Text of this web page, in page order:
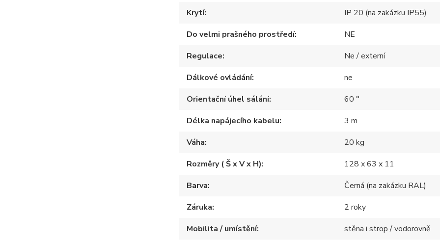
Krytí
IP 20 (na zakázku IP55)
Do velmi prašného prostředí
NE
Regulace
Ne / externí
Dálkové ovládání
ne
Orientační úhel sálání
60 °
Délka napájecího kabelu
3 m
Váha
20 kg
Rozměry ( Š x V x H)
128 x 63 x 11
Barva
Černá (na zakázku RAL)
Záruka
2 roky
Mobilita / umístění
stěna i strop / vodorovně